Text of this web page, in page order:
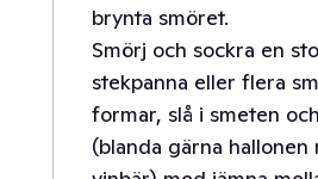
brynta smöret.
Smörj och sockra en
stekpanna eller flera
formar, slå i smeten
(blanda gärna